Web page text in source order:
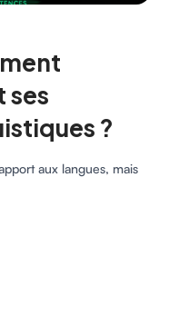
ses
?
aux langues, mais